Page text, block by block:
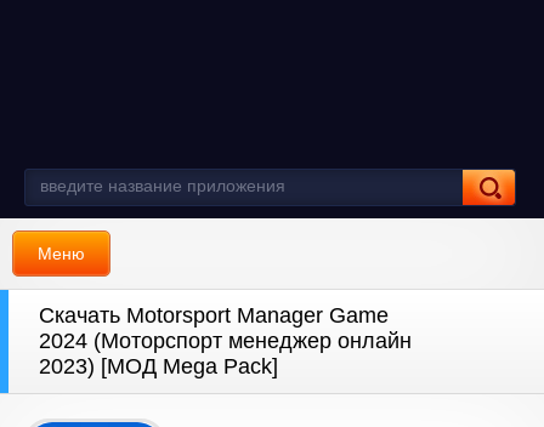
Меню
Скачать Motorsport Manager Game
2024 (Моторспорт менеджер онлайн
2023) [МОД Mega Pack]